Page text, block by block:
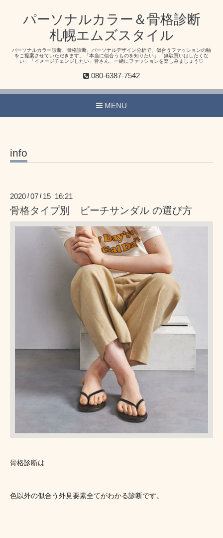
パーソナルカラー＆骨格診断
札幌エムズスタイル
パーソナルカラー診断、骨格診断、パーソナルデザイン分析で、似合うファッションの軸
をご提案させていただきます。「本当に似合うものを知りたい」「無駄買いはしたくな
い」「イメージチェンジしたい」皆さん、一緒にファッションを楽しみましょう♡
080-6387-7542
MENU
info
2020 /07 / 15 16:21
骨格タイプ別 ビーチサンダル の選び方
骨格診断は
色以外の似合う外見要素全てがわかる診断です。